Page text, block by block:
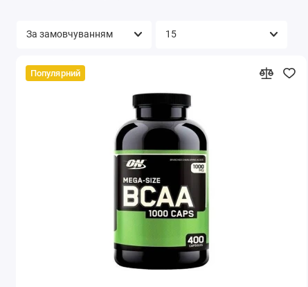
Популярний